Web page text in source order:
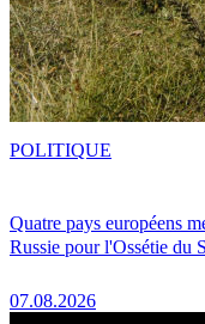
Quatre pays européens
Russie pour l'Ossétie du
07.08.2026
POLITIQUE